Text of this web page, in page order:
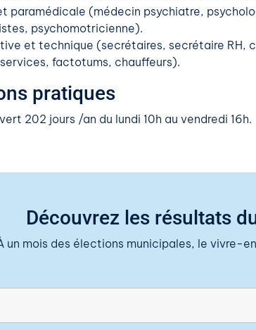
paramédicale (médecin psychiatre,
psychomotricienne).
et technique (secrétaires, secrétaire RH,
factotums, chauffeurs).
pratiques
202 jours /an du lundi 10h au vendredi 16h.
Découvrez les résultats
un mois des élections municipales, le vivre-